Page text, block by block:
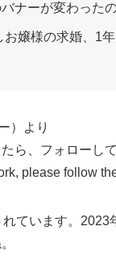
ナーが変わった
嬢様の求婚、1
）より
ら、フォローし
please follow
ています。2023